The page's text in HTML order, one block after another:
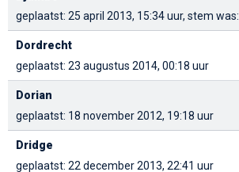
geplaatst: 25 april 2013, 15:34 uur, stem was:
Dordrecht
geplaatst: 23 augustus 2014, 00:18 uur
Dorian
geplaatst: 18 november 2012, 19:18 uur
Dridge
geplaatst: 22 december 2013, 22:41 uur